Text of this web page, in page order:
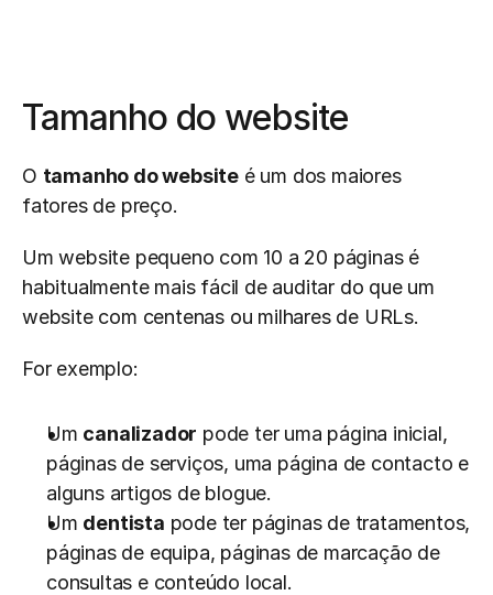
Tamanho do website
O tamanho do website é um dos maiores
fatores de preço.
Um website pequeno com 10 a 20 páginas é
habitualmente mais fácil de auditar do que um
website com centenas ou milhares de URLs.
For exemplo:
Um canalizador pode ter uma página inicial,
páginas de serviços, uma página de contacto e
alguns artigos de blogue.
Um dentista pode ter páginas de tratamentos,
páginas de equipa, páginas de marcação de
consultas e conteúdo local.